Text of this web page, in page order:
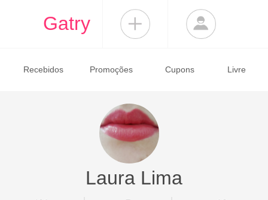
Gatry
Recebidos Promoções Cupons Livre
Laura Lima